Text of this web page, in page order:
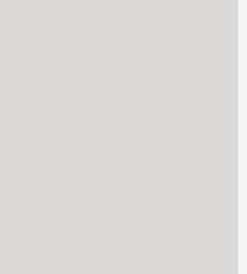
и закрываются за счет
цене. Все товарные
ее доставку.
надежной в
модели из ЛДСП и